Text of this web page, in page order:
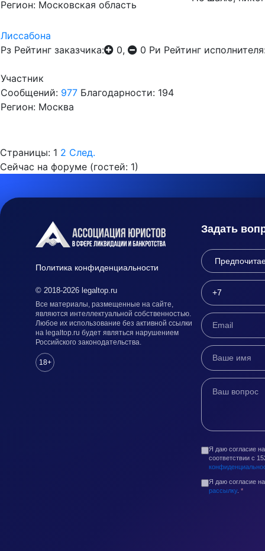
Регион: Московская область
Лиссабона
Рз Рейтинг заказчика: 0, 0 Ри Рейтинг
Участник
Сообщений: 977 Благодарности: 194
Регион: Москва
Страницы: 1 2 След.
Сейчас на форуме (гостей: 1)
Политика конфиденциальности
© 2018-2026 legaltop.ru
Все материалы, размещенные на сайте,
являются интеллектуальной собственностью.
Любое их использование без активной ссылки
на legaltop.ru будет являться нарушением
Российского законодательства.
18+
Задать
Я даю согласие
соответствии с
Я даю согласие
рассылку. *